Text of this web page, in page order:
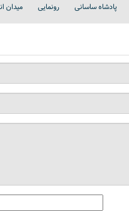
پادشاه ساسانی رونمایی میدان